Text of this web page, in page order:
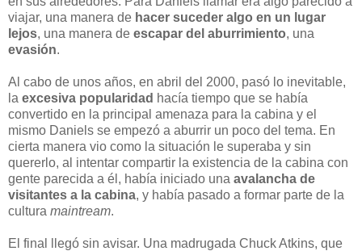
viajar, una manera de hacer suceder algo en un lugar
lejos, una manera de escapar del aburrimiento, una
evasión.
Al cabo de unos años, en abril del 2000, pasó lo inevitable,
la excesiva popularidad hacía tiempo que se había
convertido en la principal amenaza para la cabina y el
mismo Daniels se empezó a aburrir un poco del tema. En
cierta manera vio como la situación le superaba y sin
quererlo, al intentar compartir la existencia de la cabina con
gente parecida a él, había iniciado una avalancha de
visitantes a la cabina, y había pasado a formar parte de la
cultura maintream.
El final llegó sin avisar. Una madrugada Chuck Atkins, que